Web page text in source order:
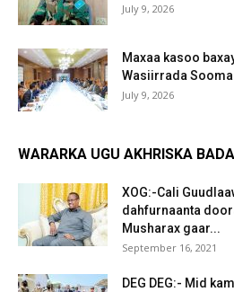
July 9, 2026
Maxaa kasoo
Wasiirrada
July 9, 2026
WARARKA UGU AKHRISKA
XOG:-Cali
dahfurnaanta
Musharax gaar...
September 16, 2021
DEG DEG:- Mid